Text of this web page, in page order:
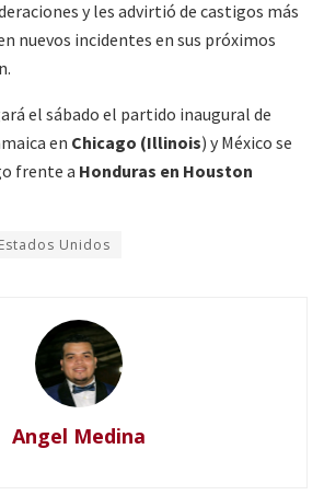
y les advirtió de castigos más
nuevos incidentes en sus próximos
el sábado el partido inaugural de
en Chicago (Illinois) y México se
frente a Honduras en Houston
Estados Unidos
Angel Medina